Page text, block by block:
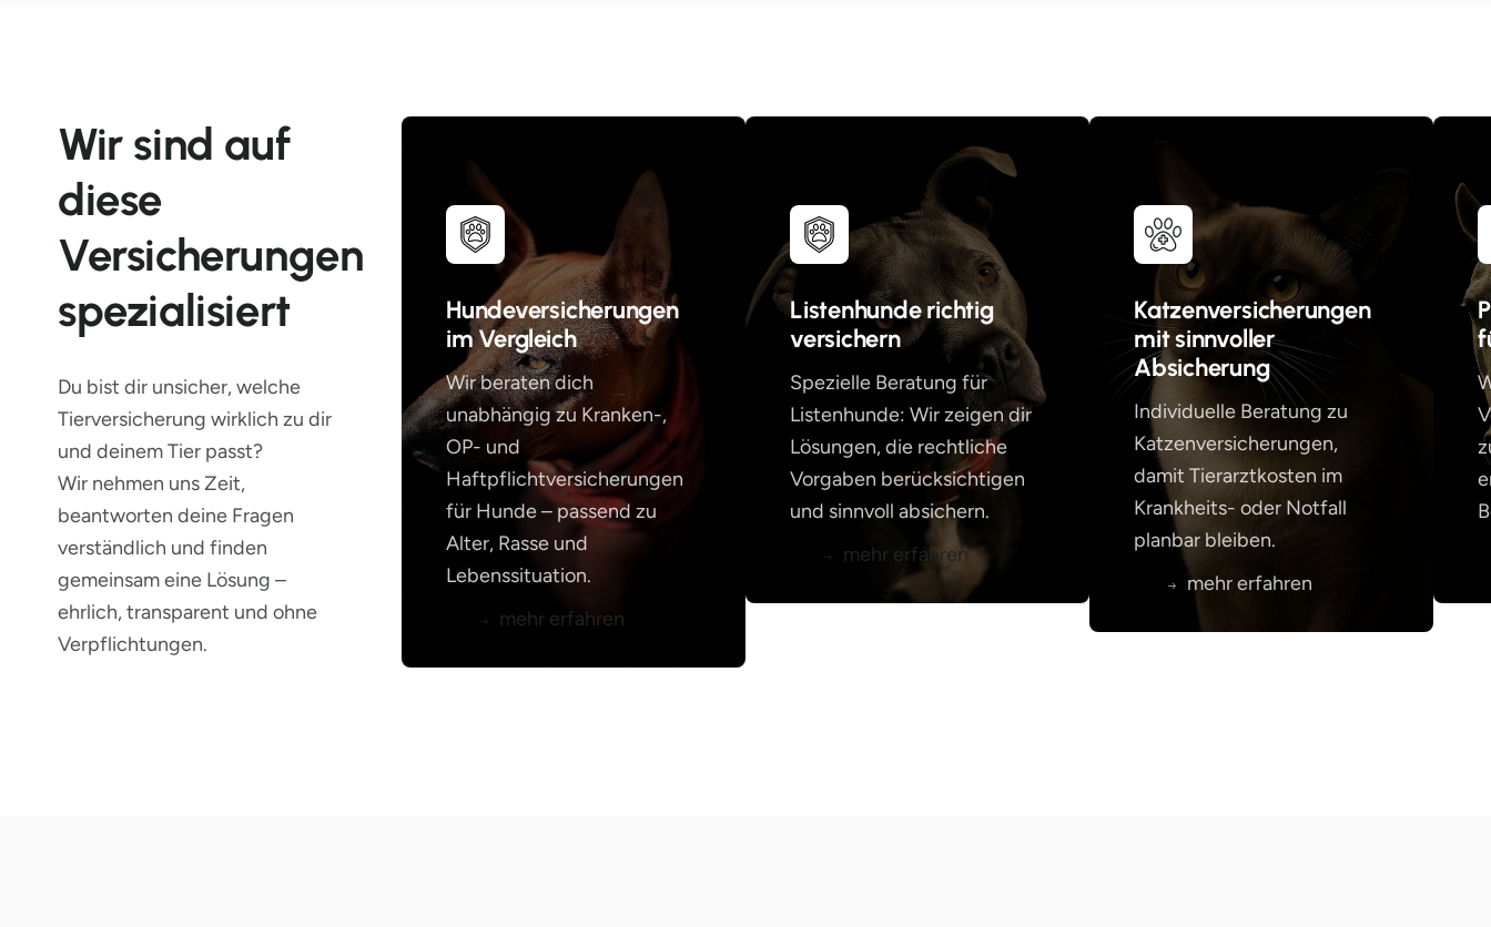
Wir sind auf
diese
Versicherungen
spezialisiert
Du bist dir unsicher, welche
Tierversicherung wirklich zu dir
und deinem Tier passt?
Wir nehmen uns Zeit,
beantworten deine Fragen
verständlich und finden
gemeinsam eine Lösung –
ehrlich, transparent und ohne
Verpflichtungen.
Hundeversicherungen
im Vergleich
Wir beraten dich
unabhängig zu Kranken-,
OP- und
Haftpflichtversicherungen
für Hunde – passend zu
Alter, Rasse und
Lebenssituation.
mehr erfahren
Listenhunde richtig
versichern
Spezielle Beratung für
Listenhunde: Wir zeigen dir
Lösungen, die rechtliche
Vorgaben berücksichtigen
und sinnvoll absichern.
mehr erfahren
Katzenversicherungen
mit sinnvoller
Absicherung
Individuelle Beratung zu
Katzenversicherungen,
damit Tierarztkosten im
Krankheits- oder Notfall
planbar bleiben.
mehr erfahren